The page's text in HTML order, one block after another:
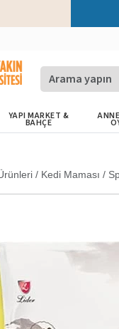
YAPI MARKET &
BAHÇE
/ Kedi Maması /